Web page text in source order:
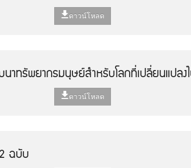
ดาวน์โหลด
ทรัพยากรมนุษย์สำหรับโลกที่เปลี่ยนแปลงไ
ดาวน์โหลด
ฉบับ